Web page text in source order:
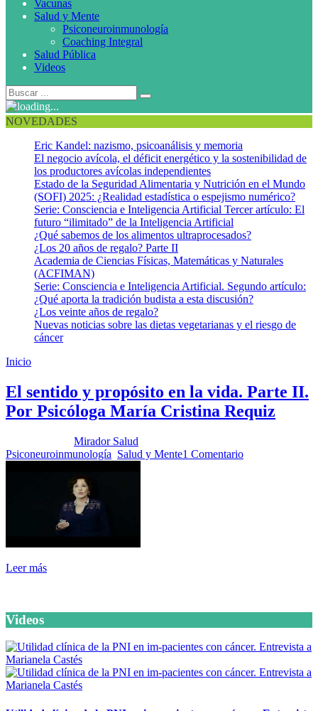
Vacunas
Salud y Mente
Psiconeuroinmunología
Coaching Integral
Salud Pública
Videos
NOVEDADES
Eric Kandel: nazismo, psicoanálisis y memoria
El negocio avícola, el déficit energético y la sostenibilidad de
los productores avícolas independientes
Estado de la Seguridad Alimentaria y Nutrición en el Mundo
(SOFI) 2025: ¿Realidad estadística o espejismo numérico?
Serie: Consciencia e Inteligencia Artificial Tercer artículo: El
futuro “ilimitado” de la Inteligencia Artificial
¿Qué sabemos de los alimentos ultraprocesados?
¿Los 20 años de regalo? Parte II
Academia de Ciencias Físicas, Matemáticas y Naturales
(ACFIMAN)
Serie: Consciencia e Inteligencia Artificial. Segundo artículo:
¿Qué aporta la tradición budista a esta discusión?
¿Los veinte años de regalo?
Nuevas noticias sobre las dietas vegetarianas y el riesgo de
cáncer
Inicio
El sentido y propósito en la vida. Parte II.
Por Psicóloga María Cristina Requiz
Mirador Salud
Psiconeuroinmunología Salud y Mente1 Comentario
Leer más
Videos